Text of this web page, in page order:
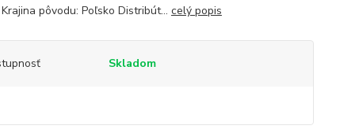
pôvodu: Poľsko Distribút... celý popis
Skladom